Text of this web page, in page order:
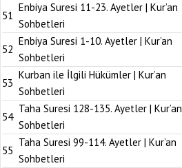
51
Enbiya Suresi 11-23. Ayetler | Kur’an
Sohbetleri
52
Enbiya Suresi 1-10. Ayetler | Kur’an
Sohbetleri
53
Kurban ile İlgili Hükümler | Kur’an
Sohbetleri
54
Taha Suresi 128-135. Ayetler | Kur’an
Sohbetleri
55
Taha Suresi 99-114. Ayetler | Kur’an
Sohbetleri